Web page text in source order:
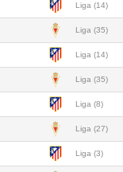
Liga (14)
Liga (35)
Liga (14)
Liga (35)
Liga (8)
Liga (27)
Liga (3)